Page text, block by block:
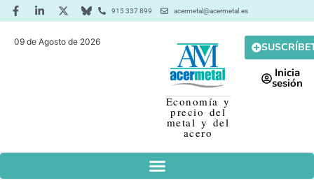
915 337 899 acermetal@acermetal.es
09 de Agosto de 2026
Economía y
precio del
metal y del
acero
Inicia
sesión